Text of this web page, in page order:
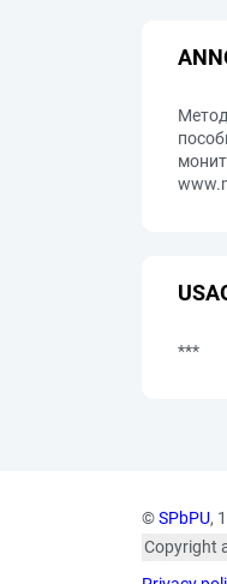
***
©SPbPU,
Copyright